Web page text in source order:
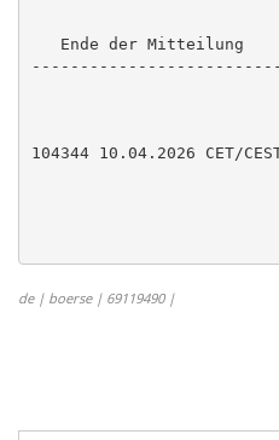
Ende der Mitteilung
104344 10.04.2026 CET/
de | boerse | 69119490 |